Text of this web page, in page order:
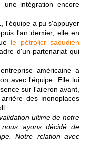
une intégration encore
l'équipe a pu s'appuyer
l'an dernier, elle en
le pétrolier saoudien
d'un partenariat qui
américaine a
avec l'équipe. Elle lui
sur l'aileron avant,
des monoplaces
ultime de notre
ayons décidé de
Notre relation avec